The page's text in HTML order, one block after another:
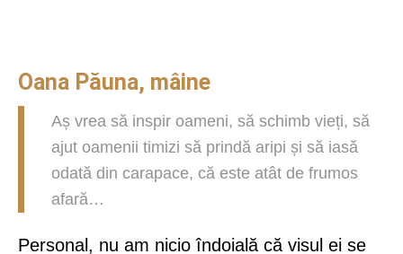
Oana Păuna, mâine
Aș vrea să inspir oameni, să schimb vieți, să
ajut oamenii timizi să prindă aripi și să iasă
odată din carapace, că este atât de frumos
afară…
Personal, nu am nicio îndoială că visul ei se